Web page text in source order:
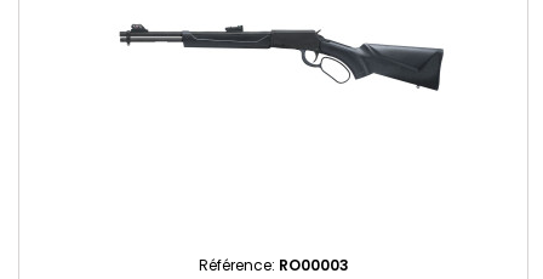
Référence: RO00003